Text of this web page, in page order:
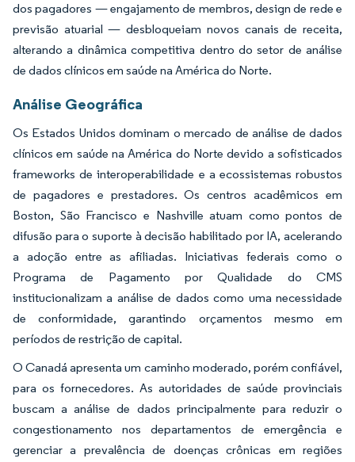
dos pagadores — engajamento de membros, design de rede e
previsão atuarial — desbloqueiam novos canais de receita,
alterando a dinâmica competitiva dentro do setor de análise
de dados clínicos em saúde na América do Norte.
Análise Geográfica
Os Estados Unidos dominam o mercado de análise de dados
clínicos em saúde na América do Norte devido a sofisticados
frameworks de interoperabilidade e a ecossistemas robustos
de pagadores e prestadores. Os centros acadêmicos em
Boston, São Francisco e Nashville atuam como pontos de
difusão para o suporte à decisão habilitado por IA, acelerando
a adoção entre as afiliadas. Iniciativas federais como o
Programa de Pagamento por Qualidade do CMS
institucionalizam a análise de dados como uma necessidade
de conformidade, garantindo orçamentos mesmo em
períodos de restrição de capital.
O Canadá apresenta um caminho moderado, porém confiável,
para os fornecedores. As autoridades de saúde provinciais
buscam a análise de dados principalmente para reduzir o
congestionamento nos departamentos de emergência e
gerenciar a prevalência de doenças crônicas em regiões